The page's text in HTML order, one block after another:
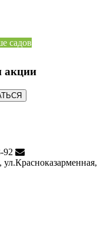
садов
акции
92
ул.Красноказарменная,